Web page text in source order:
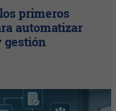
primeros
automatizar
gestión